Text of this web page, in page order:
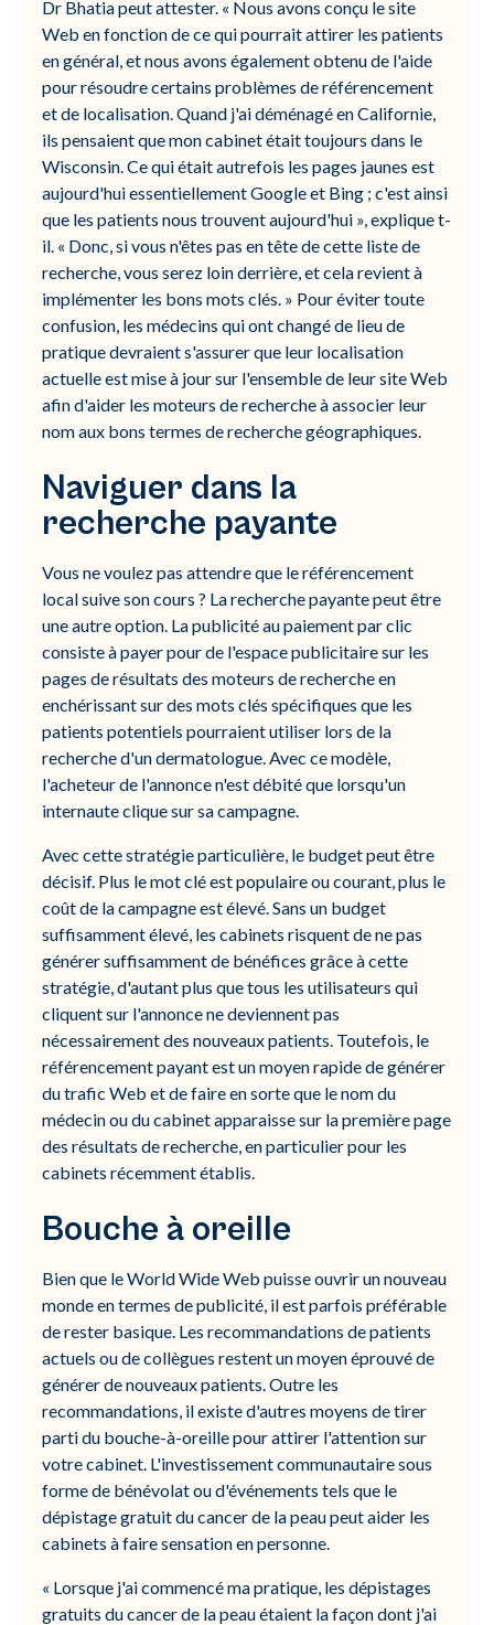
Dr Bhatia peut attester. « Nous avons conçu le site
Web en fonction de ce qui pourrait attirer les patients
en général, et nous avons également obtenu de l'aide
pour résoudre certains problèmes de référencement
et de localisation. Quand j'ai déménagé en Californie,
ils pensaient que mon cabinet était toujours dans le
Wisconsin. Ce qui était autrefois les pages jaunes est
aujourd'hui essentiellement Google et Bing ; c'est ainsi
que les patients nous trouvent aujourd'hui », explique t-
il. « Donc, si vous n'êtes pas en tête de cette liste de
recherche, vous serez loin derrière, et cela revient à
implémenter les bons mots clés. » Pour éviter toute
confusion, les médecins qui ont changé de lieu de
pratique devraient s'assurer que leur localisation
actuelle est mise à jour sur l'ensemble de leur site Web
afin d'aider les moteurs de recherche à associer leur
nom aux bons termes de recherche géographiques.
Naviguer dans la
recherche payante
Vous ne voulez pas attendre que le référencement
local suive son cours ? La recherche payante peut être
une autre option. La publicité au paiement par clic
consiste à payer pour de l'espace publicitaire sur les
pages de résultats des moteurs de recherche en
enchérissant sur des mots clés spécifiques que les
patients potentiels pourraient utiliser lors de la
recherche d'un dermatologue. Avec ce modèle,
l'acheteur de l'annonce n'est débité que lorsqu'un
internaute clique sur sa campagne.
Avec cette stratégie particulière, le budget peut être
décisif. Plus le mot clé est populaire ou courant, plus le
coût de la campagne est élevé. Sans un budget
suffisamment élevé, les cabinets risquent de ne pas
générer suffisamment de bénéfices grâce à cette
stratégie, d'autant plus que tous les utilisateurs qui
cliquent sur l'annonce ne deviennent pas
nécessairement des nouveaux patients. Toutefois, le
référencement payant est un moyen rapide de générer
du trafic Web et de faire en sorte que le nom du
médecin ou du cabinet apparaisse sur la première page
des résultats de recherche, en particulier pour les
cabinets récemment établis.
Bouche à oreille
Bien que le World Wide Web puisse ouvrir un nouveau
monde en termes de publicité, il est parfois préférable
de rester basique. Les recommandations de patients
actuels ou de collègues restent un moyen éprouvé de
générer de nouveaux patients. Outre les
recommandations, il existe d'autres moyens de tirer
parti du bouche-à-oreille pour attirer l'attention sur
votre cabinet. L'investissement communautaire sous
forme de bénévolat ou d'événements tels que le
dépistage gratuit du cancer de la peau peut aider les
cabinets à faire sensation en personne.
« Lorsque j'ai commencé ma pratique, les dépistages
gratuits du cancer de la peau étaient la façon dont j'ai